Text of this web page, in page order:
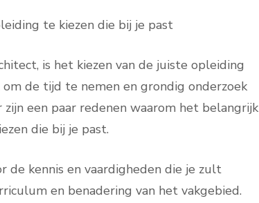
te kiezen die bij je past
is het kiezen van de juiste opleiding
de tijd te nemen en grondig onderzoek
een paar redenen waarom het belangrijk
die bij je past.
de kennis en vaardigheden die je zult
en benadering van het vakgebied.